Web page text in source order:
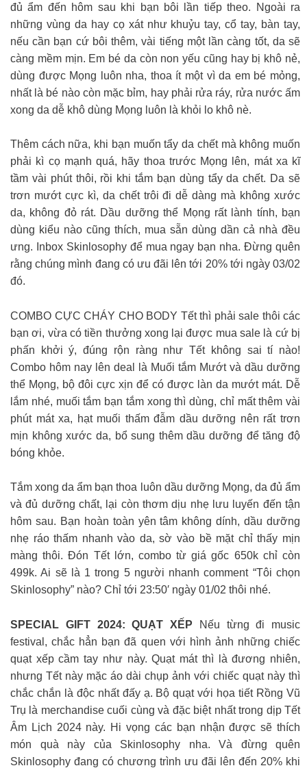
đủ ẩm đến hôm sau khi bạn bôi lần tiếp theo. Ngoài ra
những vùng da hay cọ xát như khuỷu tay, cổ tay, bàn tay,
nếu cần bạn cứ bôi thêm, vài tiếng một lần càng tốt, da sẽ
càng mềm mịn. Em bé da còn non yếu cũng hay bị khô nẻ,
dùng được Mọng luôn nha, thoa ít một vì da em bé mỏng,
nhất là bé nào còn mặc bỉm, hay phải rửa ráy, rửa nước ấm
xong da dễ khô dùng Mọng luôn là khỏi lo khô nè.
Thêm cách nữa, khi bạn muốn tẩy da chết mà không muốn
phải kì cọ mạnh quá, hãy thoa trước Mọng lên, mát xa kĩ
tầm vài phút thôi, rồi khi tắm bạn dùng tẩy da chết. Da sẽ
trơn mướt cực kì, da chết trôi đi dễ dàng mà không xước
da, không đỏ rát. Dầu dưỡng thể Mọng rất lành tính, bạn
dùng kiểu nào cũng thích, mua sẵn dùng dần cả nhà đều
ưng. Inbox Skinlosophy để mua ngay bạn nha. Đừng quên
rằng chúng mình đang có ưu đãi lên tới 20% tới ngày 03/02
đó.
COMBO CỰC CHÁY CHO BODY Tết thì phải sale thôi các
bạn ơi, vừa có tiền thưởng xong lại được mua sale là cứ bị
phấn khởi ý, đúng rộn ràng như Tết không sai tí nào!
Combo hôm nay lên deal là Muối tắm Mướt và dầu dưỡng
thể Mọng, bộ đôi cực xịn để có được làn da mướt mát. Dễ
lắm nhé, muối tắm bạn tắm xong thì dùng, chỉ mất thêm vài
phút mát xa, hạt muối thấm đẫm dầu dưỡng nên rất trơn
mịn không xước da, bổ sung thêm dầu dưỡng để tăng độ
bóng khỏe.
Tắm xong da ẩm bạn thoa luôn dầu dưỡng Mọng, da đủ ẩm
và đủ dưỡng chất, lại còn thơm dịu nhẹ lưu luyến đến tận
hôm sau. Bạn hoàn toàn yên tâm không dính, dầu dưỡng
nhẹ ráo thấm nhanh vào da, sờ vào bề mặt chỉ thấy mịn
màng thôi. Đón Tết lớn, combo từ giá gốc 650k chỉ còn
499k. Ai sẽ là 1 trong 5 người nhanh comment “Tôi chọn
Skinlosophy” nào? Chỉ tới 23:50′ ngày 01/02 thôi nhé.
SPECIAL GIFT 2024: QUẠT XẾP Nếu từng đi music
festival, chắc hẳn bạn đã quen với hình ảnh những chiếc
quạt xếp cầm tay như này. Quạt mát thì là đương nhiên,
nhưng Tết này mặc áo dài chụp ảnh với chiếc quạt này thì
chắc chắn là độc nhất đấy ạ. Bộ quạt với họa tiết Rồng Vũ
Trụ là merchandise cuối cùng và đặc biệt nhất trong dịp Tết
Âm Lịch 2024 này. Hi vọng các bạn nhận được sẽ thích
món quà này của Skinlosophy nha. Và đừng quên
Skinlosophy đang có chương trình ưu đãi lên đến 20% khi